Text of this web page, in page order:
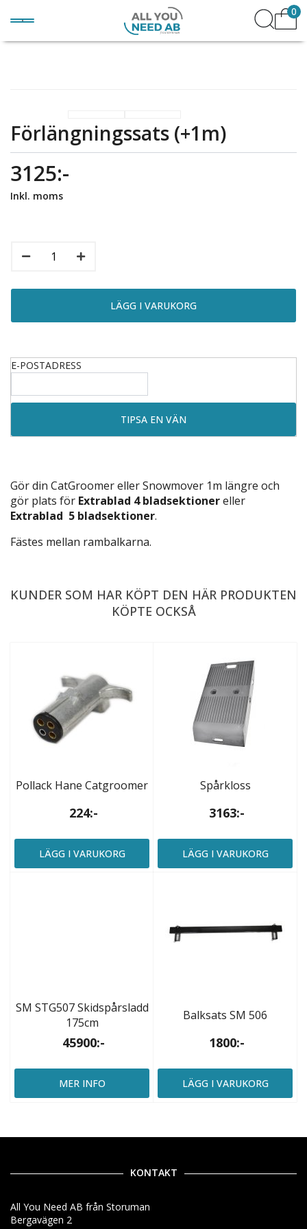
0
Förlängningssats (+1m)
3125:-
Inkl. moms
E-POSTADRESS
Gör din CatGroomer eller Snowmover 1m längre och
gör plats för Extrablad 4 bladsektionereller
Extrablad 5 bladsektioner.
Fästes mellan rambalkarna.
KUNDER SOM HAR KÖPT DEN HÄR PRODUKTEN
KÖPTE OCKSÅ
Pollack Hane Catgroomer
224:-
LÄGG I VARUKORG
Spårkloss
3163:-
LÄGG I VARUKORG
SM STG507 Skidspårsladd
175cm
45900:-
MER INFO
Balksats SM 506
1800:-
LÄGG I VARUKORG
KONTAKT
All You Need AB från Storuman
Bergavägen 2